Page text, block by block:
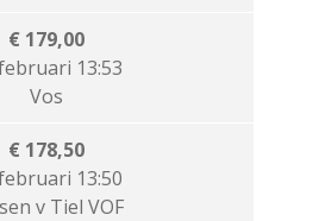
€ 179,00
13:53
Vos
€ 178,50
13:50
v Tiel VOF